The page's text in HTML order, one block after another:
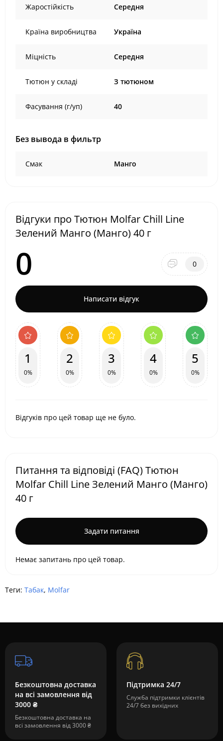
Жаростійкість Середня
Країна виробництва Україна
Міцність Середня
Тютюн у складі З тютюном
Фасування (г/уп) 40
Без вывода в фильтр
Смак Манго
Відгуки про Тютюн Molfar Chill Line
Зелений Манго (Манго) 40 г
0 0
Написати відгук
1
0%
2
0%
3
0%
4
0%
5
0%
Відгуків про цей товар ще не було.
Питання та відповіді (FAQ) Тютюн
Molfar Chill Line Зелений Манго (Манго)
40 г
Задати питання
Немає запитань про цей товар.
Теги: Табак, Molfar
Безкоштовна доставка
на всі замовлення від
3000 ₴
Безкоштовна доставка на
всі замовлення від 3000 ₴
Підтримка 24/7
Служба підтримки клієнтів
24/7 без вихідних